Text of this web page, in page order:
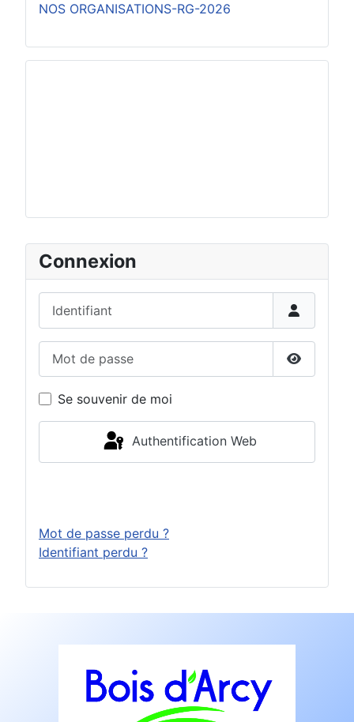
Connexion
Afficher
Se souvenir de moi
Authentification Web
Mot de passe perdu ?
Identifiant perdu ?
NOS ORGANISATIONS-RG-2026